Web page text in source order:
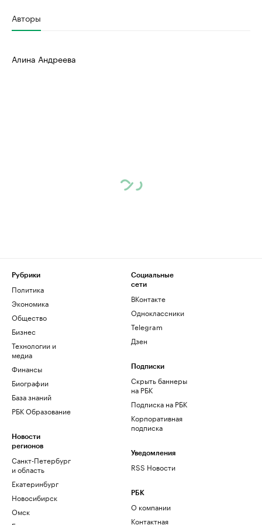
Авторы
Алина Андреева
Рубрики
Политика
Экономика
Общество
Бизнес
Технологии и
медиа
Финансы
Биографии
База знаний
РБК Образование
Новости
регионов
Санкт-Петербург
и область
Екатеринбург
Новосибирск
Омск
Социальные
сети
ВКонтакте
Одноклассники
Telegram
Дзен
Подписки
Скрыть баннеры
на РБК
Подписка на РБК
Корпоративная
подписка
Уведомления
RSS Новости
РБК
О компании
Контактная